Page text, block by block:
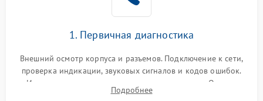
1. Первичная диагностика
Внешний осмотр корпуса и разъемов. Подключение к сети,
проверка индикации, звуковых сигналов и кодов ошибок.
Измерение входного и выходного напряжения. Оценка
реакции ИБП на отключение основного питания без
Подробнее